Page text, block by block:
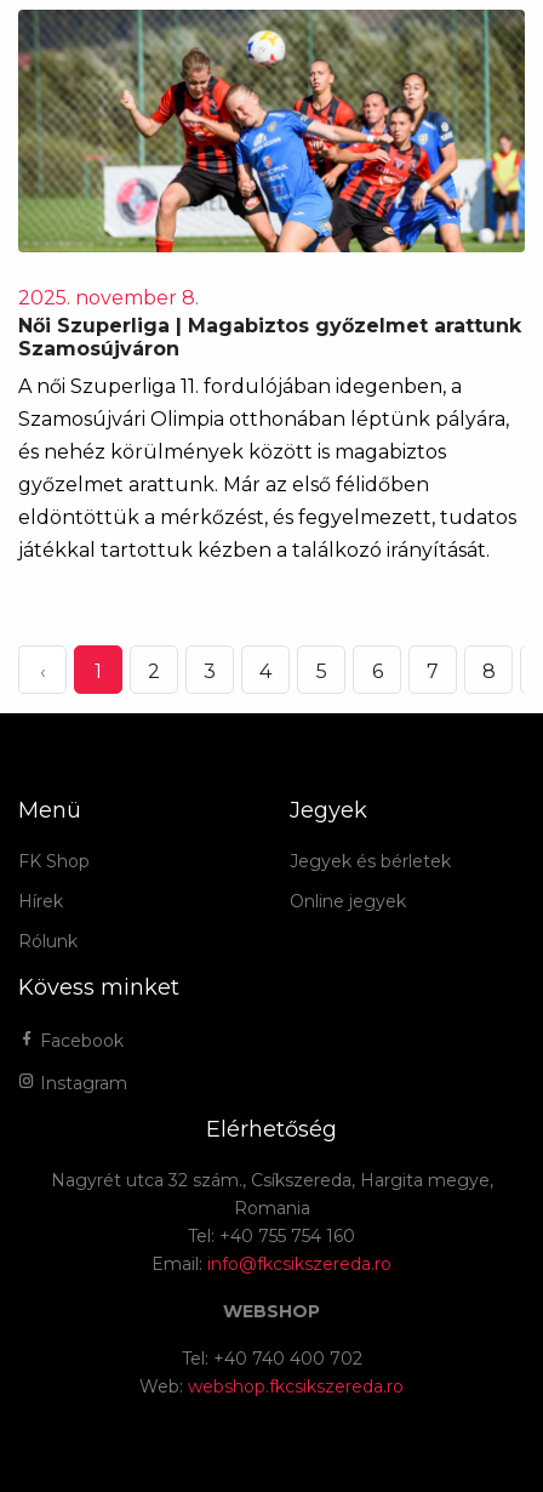
2025. november 8.
Női Szuperliga | Magabiztos győzelmet arattunk
Szamosújváron
A női Szuperliga 11. fordulójában idegenben, a
Szamosújvári Olimpia otthonában léptünk pályára,
és nehéz körülmények között is magabiztos
győzelmet arattunk. Már az első félidőben
eldöntöttük a mérkőzést, és fegyelmezett, tudatos
játékkal tartottuk kézben a találkozó irányítását.
‹ 1 2 3 4 5 6 7 8
Menü
FK Shop
Hírek
Rólunk
Jegyek
Jegyek és bérletek
Online jegyek
Kövess minket
Facebook
Instagram
Elérhetőség
Nagyrét utca 32 szám., Csíkszereda, Hargita megye,
Romania
Tel: +40 755 754 160
Email: info@fkcsikszereda.ro
WEBSHOP
Tel: +40 740 400 702
Web: webshop.fkcsikszereda.ro